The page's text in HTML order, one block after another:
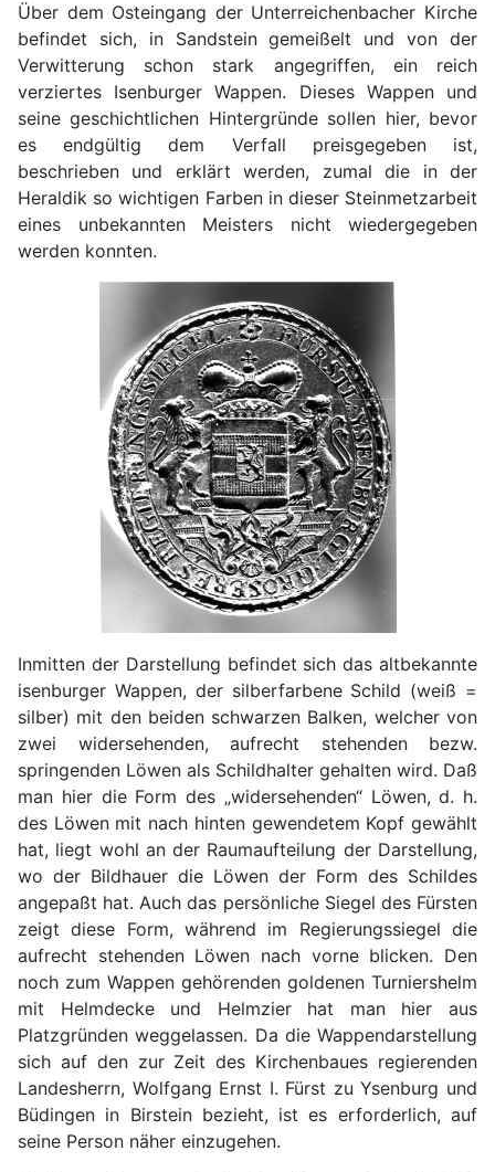
Über dem Osteingang der Unterreichenbacher Kirche
befindet sich, in Sandstein gemeißelt und von der
Verwitterung schon stark angegriffen, ein reich
verziertes Isenburger Wappen. Dieses Wappen und
seine geschichtlichen Hintergründe sollen hier, bevor
es endgültig dem Verfall preisgegeben ist,
beschrieben und erklärt werden, zumal die in der
Heraldik so wichtigen Farben in dieser Steinmetzarbeit
eines unbekannten Meisters nicht wiedergegeben
werden konnten.
Inmitten der Darstellung befindet sich das altbekannte
isenburger Wappen, der silberfarbene Schild (weiß =
silber) mit den beiden schwarzen Balken, welcher von
zwei widersehenden, aufrecht stehenden bezw.
springenden Löwen als Schildhalter gehalten wird. Daß
man hier die Form des „widersehenden“ Löwen, d. h.
des Löwen mit nach hinten gewendetem Kopf gewählt
hat, liegt wohl an der Raumaufteilung der Darstellung,
wo der Bildhauer die Löwen der Form des Schildes
angepaßt hat. Auch das persönliche Siegel des Fürsten
zeigt diese Form, während im Regierungssiegel die
aufrecht stehenden Löwen nach vorne blicken. Den
noch zum Wappen gehörenden goldenen Turniershelm
mit Helmdecke und Helmzier hat man hier aus
Platzgründen weggelassen. Da die Wappendarstellung
sich auf den zur Zeit des Kirchenbaues regierenden
Landesherrn, Wolfgang Ernst I. Fürst zu Ysenburg und
Büdingen in Birstein bezieht, ist es erforderlich, auf
seine Person näher einzugehen.